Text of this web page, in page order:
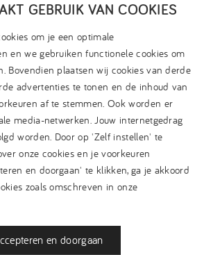
GEBRUIK VAN COOKIES
om je een optimale
en we gebruiken functionele cookies om
Bovendien plaatsen wij cookies van derde
advertenties te tonen en de inhoud van
af te stemmen. Ook worden er
media-netwerken. Jouw internetgedrag
worden. Door op 'Zelf instellen' te
onze cookies en je voorkeuren
en doorgaan' te klikken, ga je akkoord
zoals omschreven in onze
en doorgaan